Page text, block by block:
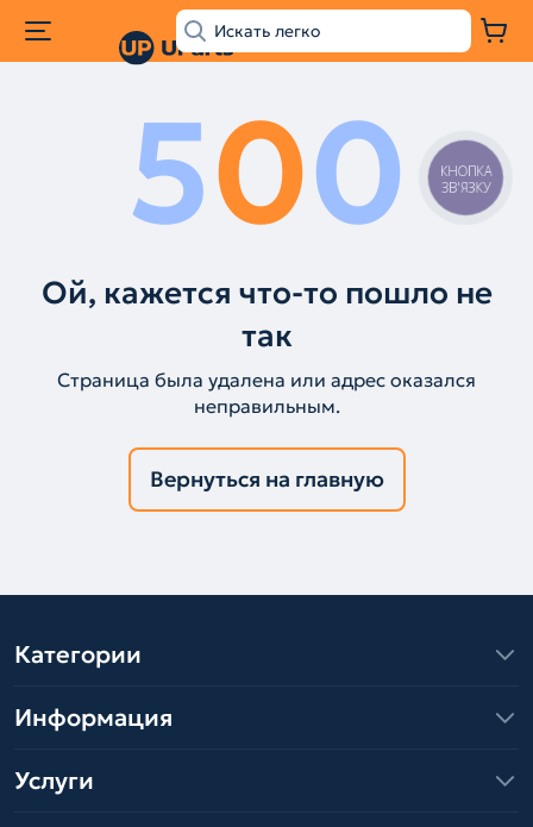
500
Ой, кажется что-то пошло не
так
Страница была удалена или адрес оказался
неправильным.
Вернуться на главную
Категории
Информация
Услуги
КНОПКА
ЗВ'ЯЗКУ